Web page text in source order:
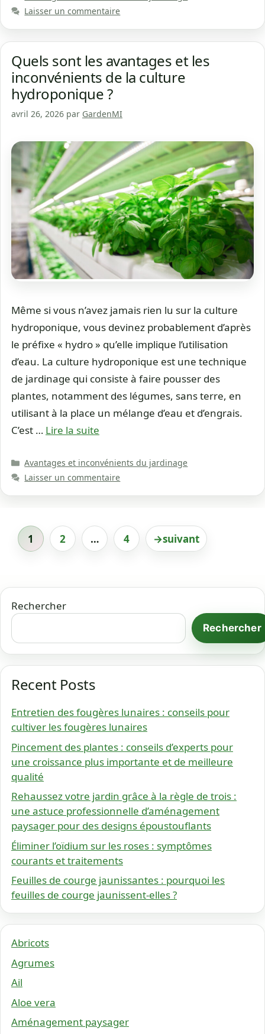
Laisser un commentaire
Quels sont les avantages et les
inconvénients de la culture
hydroponique ?
avril 26, 2026 par GardenMI
Même si vous n’avez jamais rien lu sur la culture
hydroponique, vous devinez probablement d’après
le préfixe « hydro » qu’elle implique l’utilisation
d’eau. La culture hydroponique est une technique
de jardinage qui consiste à faire pousser des
plantes, notamment des légumes, sans terre, en
utilisant à la place un mélange d’eau et d’engrais.
C’est … Lire la suite
Catégories
Avantages et inconvénients du jardinage
Laisser un commentaire
Page
1 Page
2 … Page
4 →suivant
Rechercher
Rechercher
Recent Posts
Entretien des fougères lunaires : conseils pour
cultiver les fougères lunaires
Pincement des plantes : conseils d’experts pour
une croissance plus importante et de meilleure
qualité
Rehaussez votre jardin grâce à la règle de trois :
une astuce professionnelle d’aménagement
paysager pour des designs époustouflants
Éliminer l’oïdium sur les roses : symptômes
courants et traitements
Feuilles de courge jaunissantes : pourquoi les
feuilles de courge jaunissent-elles ?
Abricots
Agrumes
Ail
Aloe vera
Aménagement paysager